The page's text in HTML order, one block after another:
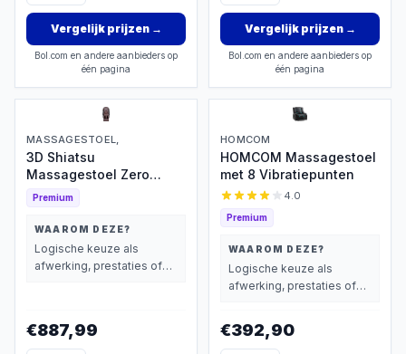
Vergelijk prijzen→
Bol.com en andere aanbieders op
één pagina
Vergelijk prijzen→
Bol.com en andere aanbieders op
één pagina
MASSAGESTOEL,
3D Shiatsu
Massagestoel Zero
Gravity
Premium
WAAROM DEZE?
Logische keuze als
afwerking, prestaties of
€887,99
HOMCOM
HOMCOM Massagestoel
met 8 Vibratiepunten
4.0
Premium
WAAROM DEZE?
Logische keuze als
afwerking, prestaties of
€392,90